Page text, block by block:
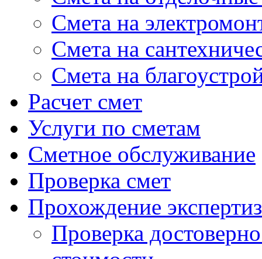
Cмета на
Cмета на
Смета на
Расчет смет
Услуги по сметам
Сметное обслуживание
Проверка смет
Прохождение
Проверка